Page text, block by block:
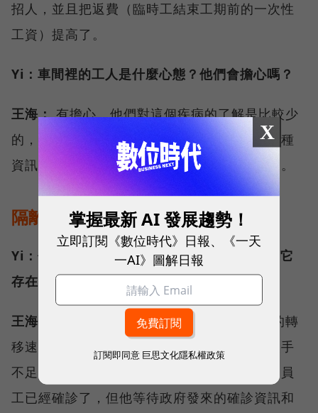
招人，並且把返費（臨時工結束工期前的一次性
工資）提高了。
Yi：車間裡的工人是什麼心態？他們會擔心嗎？
王海：有擔心。他們對這個疾病的了解是比較少
的，可能是資訊渠道的原因，他們了解不到這種
資訊。網上有一個謠言，他可能就認為是真的。
隔離點+緩衝區
Yi：你怎麼評價目前鄭州富士康的防疫管理？它
存在哪些問題？
王海：
目前最大的問題就是，對有風險的人的轉
移速度比較慢，因為人太多了，之前後勤的人手
不足，政府確認的速度也沒跟上。比如說這個員
工已經確診了，但他等待政府發來的確診資訊和
X
掌握最新 AI 發展趨勢！
立即訂閱《數位時代》日報、《一天
一AI》圖解日報
訂閱即同意 巨思文化隱私權政策